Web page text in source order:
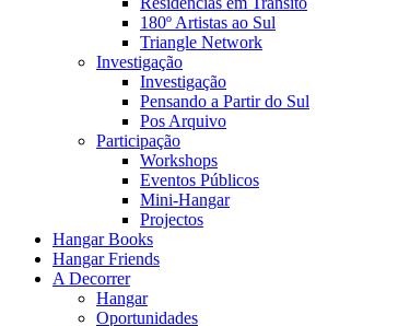
180º Artistas ao Sul
Triangle Network
Investigação
Investigação
Pensando a Partir do Sul
Pos Arquivo
Participação
Workshops
Eventos Públicos
Mini-Hangar
Projectos
Hangar Books
Hangar Friends
A Decorrer
Hangar
Oportunidades